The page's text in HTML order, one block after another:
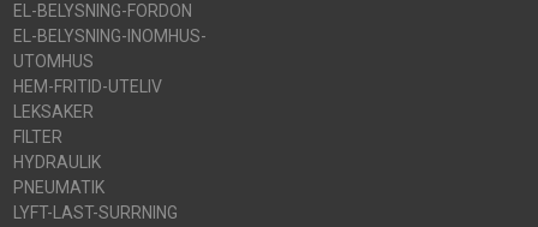
EL-BELYSNING-FORDON
EL-BELYSNING-INOMHUS-
UTOMHUS
HEM-FRITID-UTELIV
LEKSAKER
FILTER
HYDRAULIK
PNEUMATIK
LYFT-LAST-SURRNING